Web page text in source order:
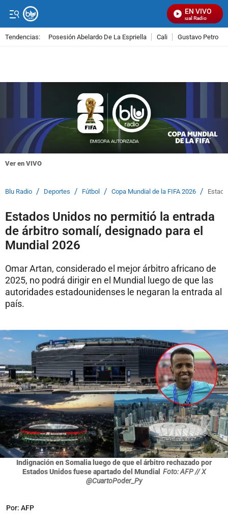
EN VIVO
Señal Visual Radio
Tendencias: Posesión Abelardo De La Espriella Cali Gustavo Petro
Ver en VIVO
Blu Radio / Deportes / Fútbol / Copa Mundial de la FIFA 2026 /
Estados Unidos no permitió la entrada
de árbitro somalí, designado para el
Mundial 2026
Omar Artan, considerado el mejor árbitro africano de
2025, no podrá dirigir en el Mundial luego de que las
autoridades estadounidenses le negaran la entrada al
país.
Indignación en Somalia luego de que el árbitro rechazado por
Estados Unidos fuese apartado del Mundial Foto: AFP // X
@CuartoPoder_Py
Por: AFP